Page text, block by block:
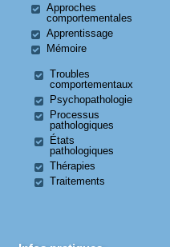
Approches
comportementales
Apprentissage
Mémoire
Troubles
comportementaux
Psychopathologie
Processus
pathologiques
États
pathologiques
Thérapies
Traitements